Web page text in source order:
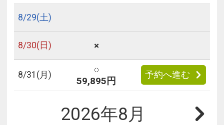
8/29(土)
8/30(日) ×
8/31 (月)
○
59,895円
予約へ進む
2026年8月